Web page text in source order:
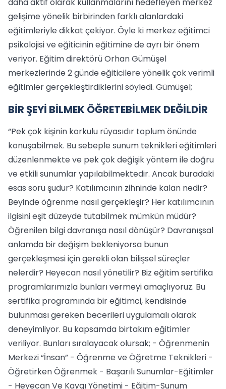
gelişime yönelik birbirinden farklı alanlardaki
eğitimleriyle dikkat çekiyor. Öyle ki merkez eğitimci
psikolojisi ve eğiticinin eğitimine de ayrı bir önem
veriyor. Eğitim direktörü Orhan Gümüşel
merkezlerinde 2 günde eğiticilere yönelik çok verimli
eğitimler gerçekleştirdiklerini söyledi. Gümüşel;
BİR ŞEYİ BİLMEK ÖĞRETEBİLMEK DEĞİLDİR
“Pek çok kişinin korkulu rüyasıdır toplum önünde
konuşabilmek. Bu sebeple sunum teknikleri eğitimleri
düzenlenmekte ve pek çok değişik yöntem ile doğru
ve etkili sunumlar yapılabilmektedir. Ancak buradaki
esas soru şudur? Katılımcının zihninde kalan nedir?
Beyinde öğrenme nasıl gerçekleşir? Her katılımcının
ilgisini eşit düzeyde tutabilmek mümkün müdür?
Öğrenilen bilgi davranışa nasıl dönüşür? Davranışsal
anlamda bir değişim bekleniyorsa bunun
gerçekleşmesi için gerekli olan bilişsel süreçler
nelerdir? Heyecan nasıl yönetilir? Biz eğitim sertifika
programlarımızla bunları vermeyi amaçlıyoruz. Bu
sertifika programında bir eğitimci, kendisinde
bulunması gereken becerileri uygulamalı olarak
deneyimliyor. Bu kapsamda birtakım eğitimler
veriliyor. Bunları sıralayacak olursak; - Öğrenmenin
Merkezi “İnsan” - Öğrenme ve Öğretme Teknikleri -
Öğretirken Öğrenmek - Başarılı Sunumlar-Eğitimler
- Heyecan Ve Kaygı Yönetimi - Eğitim-Sunum